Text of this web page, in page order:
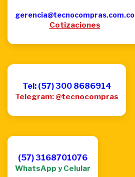
gerencia@tecnocompras.com.co
Cotizaciones
Tel: (57) 300 8686914
Telegram: @tecnocompras
(57) 3168701076
WhatsApp y Celular